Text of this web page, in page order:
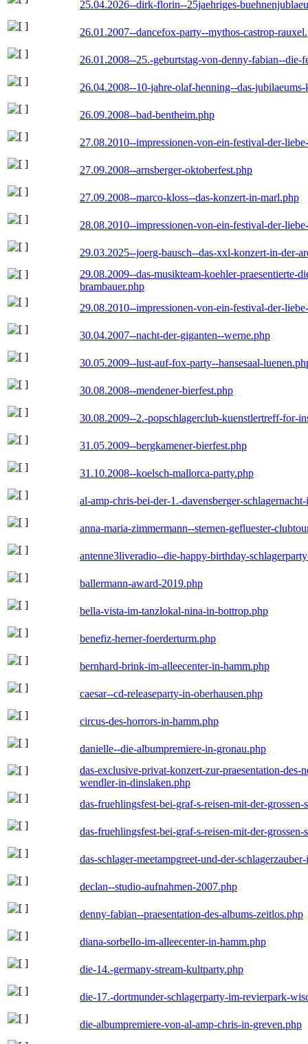
25.04.2026--dirk-florin--25jaehriges-
26.01.2007--dancefox-party--mythos-castrop-
26.01.2008--25.-geburtstag-von-denny-fabian--die-
26.04.2008--10-jahre-olaf-henning--das-
26.09.2008--bad-bentheim.php
27.08.2010--impressionen-von-ein-festival-der-
27.09.2008--arnsberger-oktoberfest.php
27.09.2008--marco-kloss--das-konzert-in-marl.php
28.08.2010--impressionen-von-ein-festival-der-
29.03.2025--joerg-bausch--das-xxl-konzert-in-der-
29.08.2009--das-musikteam-koehler-praesentierte-
brambauer.php
29.08.2010--impressionen-von-ein-festival-der-
30.04.2007--nacht-der-giganten--werne.php
30.05.2009--lust-auf-fox-party--hansesaal-
30.08.2008--mendener-bierfest.php
30.08.2009--2.-popschlagerclub-kuenstlertreff-for-
31.05.2009--bergkamener-bierfest.php
31.10.2008--koelsch-mallorca-party.php
al-amp-chris-bei-der-1.-davensberger-
anna-maria-zimmermann--sternen-gefluester-
antenne3liveradio--die-happy-birthday-
ballermann-award-2019.php
bella-vista-im-tanzlokal-nina-in-bottrop.php
benefiz-herner-foerderturm.php
bernhard-brink-im-alleecenter-in-hamm.php
caesar--cd-releaseparty-in-oberhausen.php
circus-des-horrors-in-hamm.php
danielle--die-albumpremiere-in-gronau.php
das-exclusive-privat-konzert-zur-praesentation-
wendler-in-dinslaken.php
das-fruehlingsfest-bei-graf-s-reisen-mit-der-
das-fruehlingsfest-bei-graf-s-reisen-mit-der-
das-schlager-meetampgreet-und-der-
declan--studio-aufnahmen-2007.php
denny-fabian--praesentation-des-albums-zeitlos.php
diana-sorbello-im-alleecenter-in-hamm.php
die-14.-germany-stream-kultparty.php
die-17.-dortmunder-schlagerparty-im-revierpark-
die-albumpremiere-von-al-amp-chris-in-greven.php